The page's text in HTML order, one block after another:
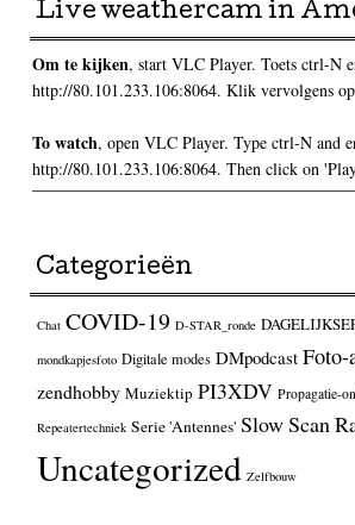
Live weathercam in
Om te kijken, start VLC Player. Toets ctrl-N
http://80.101.233.106:8064. Klik vervolgens
To watch, open VLC Player. Type ctrl-N and
http://80.101.233.106:8064. Then click on
Categorieën
Chat COVID-19 D-STAR_ronde
mondkapjesfoto Digitale modes DMpodcast Foto-
zendhobby Muziektip PI3XDV Propagatie-
Repeatertechniek Serie 'Antennes' Slow Scan
Uncategorized Zelfbouw